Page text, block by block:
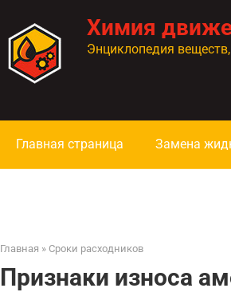
Химия
Энциклопедия
Главная страница Замена
Главная » Сроки расходников
Признаки износа